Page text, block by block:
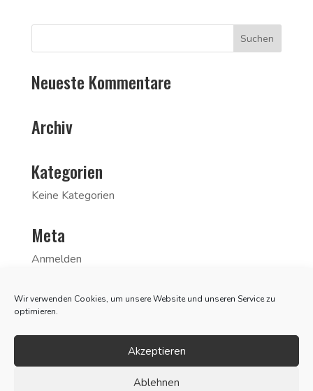
Wir verwenden Cookies, um unsere Website und unseren Service zu
optimieren.
Akzeptieren
Ablehnen
Neueste Kommentare
Archiv
Kategorien
Keine Kategorien
Meta
Anmelden
Kommentar-Feed
WordPress.org